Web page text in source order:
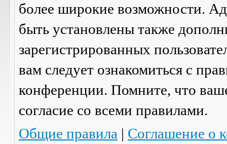
более широкие возможности.
быть установлены также
зарегистрированных
вам следует ознакомиться с
конференции. Помните, что
согласие со всеми правилами.
Общие правила | Соглашение о